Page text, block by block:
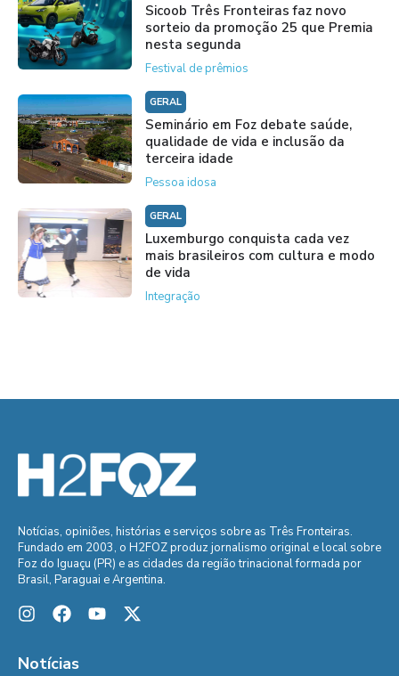
Sicoob Três Fronteiras faz novo
sorteio da promoção 25 que Premia
nesta segunda
Festival de prêmios
GERAL
Seminário em Foz debate saúde,
qualidade de vida e inclusão da
terceira idade
Pessoa idosa
GERAL
Luxemburgo conquista cada vez
mais brasileiros com cultura e modo
de vida
Integração
Notícias, opiniões, histórias e serviços sobre as Três Fronteiras.
Fundado em 2003, o H2FOZ produz jornalismo original e local sobre
Foz do Iguaçu (PR) e as cidades da região trinacional formada por
Brasil, Paraguai e Argentina.
Notícias